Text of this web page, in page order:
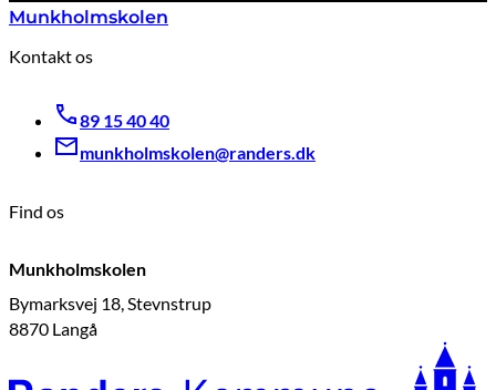
Munkholmskolen
Kontakt os
89 15 40 40
munkholmskolen@randers.dk
Find os
Munkholmskolen
Bymarksvej 18, Stevnstrup
8870 Langå